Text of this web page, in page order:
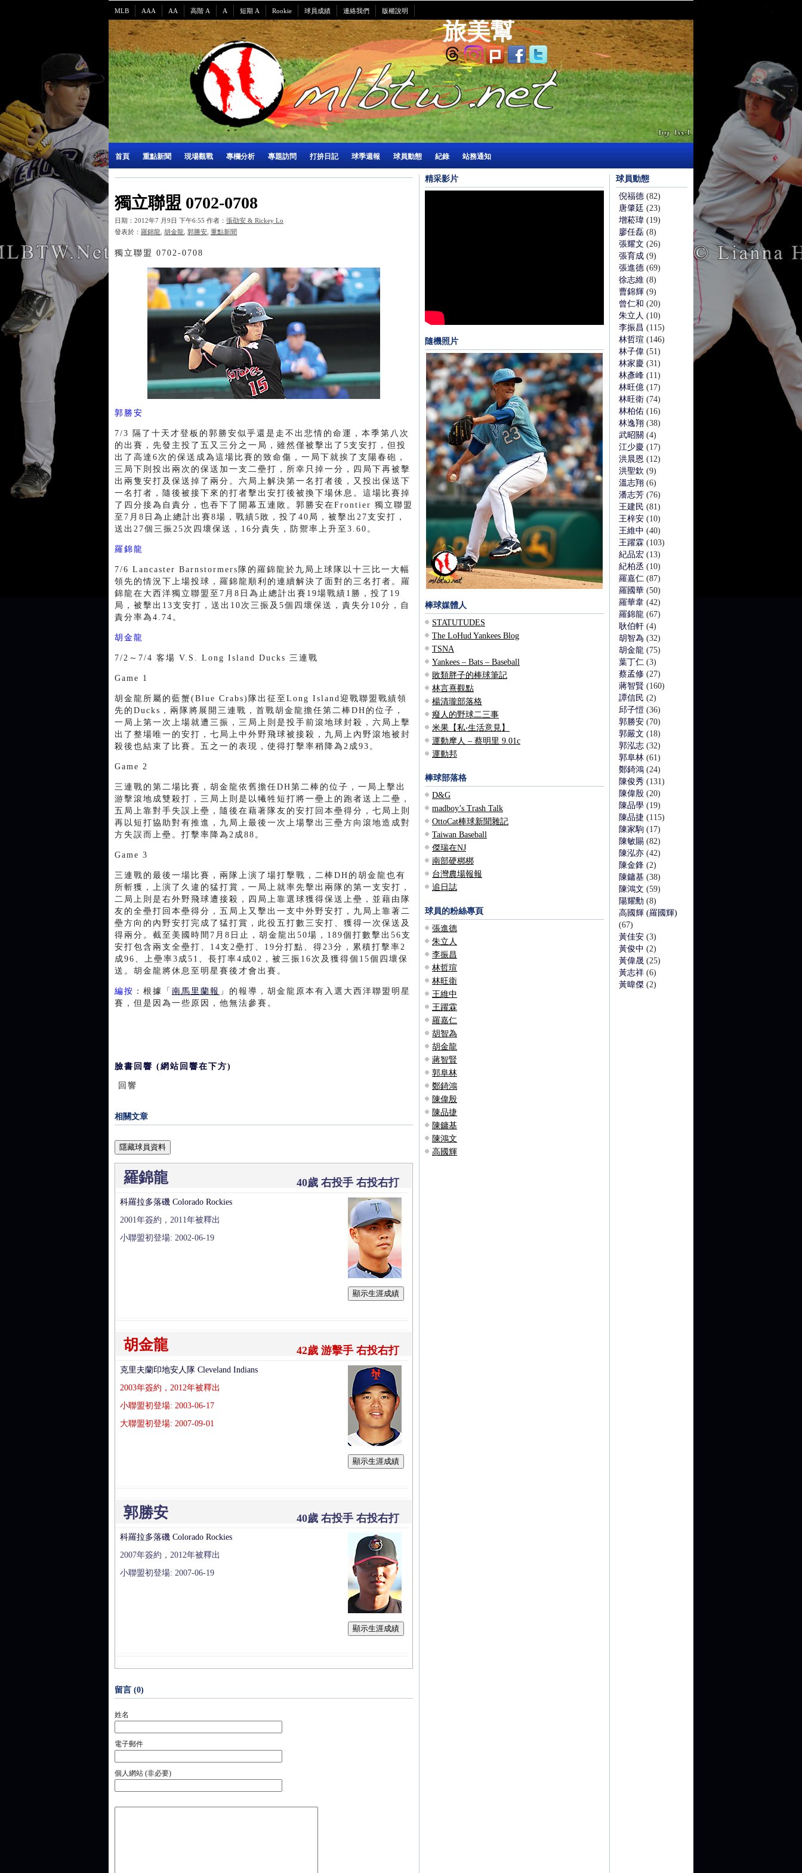
MLB AAA AA 高階 A A 短期 A Rookie 球員成績 連絡我們 版權說明
旅美幫
首頁 重點新聞 現場觀戰 專欄分析 專題訪問 打拚日記 球季週報 球員動態 紀錄 站務通知
獨立聯盟 0702-0708
日期：2012年7 月9日 下午6:55 作者： 張劭安 & Rickey Lo
發表於： 羅錦龍 胡金龍 郭勝安 重點新聞
獨立聯盟 0702-0708
郭勝安
7/3 隔了十天才登板的郭勝安似乎還是走不出悲情的命運，本季第八次
的出賽，先發主投了五又三分之一局，雖然僅被擊出了5支安打，但投
出了高達6次的保送成為這場比賽的致命傷，一局下就挨了支陽春砲，
三局下則投出兩次的保送加一支二壘打，所幸只掉一分，四局下再被擊
出兩隻安打及保送掉了兩分。六局上解決第一名打者後，又投出保送下
一名打者，隨後被接下來的打者擊出安打後被換下場休息。這場比賽掉
了四分接為自責分，也吞下了開幕五連敗。郭勝安在Frontier 獨立聯盟
至7月8日為止總計出賽8場，戰績5敗，投了40局，被擊出27支安打，
送出27個三振25次四壞保送，16分責失，防禦率上升至3.60。
羅錦龍
7/6 Lancaster Barnstormers隊的羅錦龍於九局上球隊以十三比一大幅
領先的情況下上場投球，羅錦龍順利的連續解決了面對的三名打者。羅
錦龍在大西洋獨立聯盟至7月8日為止總計出賽19場戰績1勝，投了19
局，被擊出13支安打，送出10次三振及5個四壞保送，責失分10分，自
責分率為4.74。
胡金龍
7/2～7/4 客場 V.S. Long Island Ducks 三連戰
Game 1
胡金龍所屬的藍蟹(Blue Crabs)隊出征至Long Island迎戰聯盟戰績領
先的Ducks，兩隊將展開三連戰，首戰胡金龍擔任第二棒DH的位子，
一局上第一次上場就遭三振，三局上則是投手前滾地球封殺，六局上擊
出了整場唯一的安打，七局上中外野飛球被接殺，九局上內野滾地被封
殺後也結束了比賽。五之一的表現，使得打擊率稍降為2成93。
Game 2
三連戰的第二場比賽，胡金龍依舊擔任DH第二棒的位子，一局上擊出
游擊滾地成雙殺打，三局上則是以犧牲短打將一壘上的跑者送上二壘，
五局上靠對手失誤上壘，隨後在藉著隊友的安打回本壘得分，七局上則
再以短打協助對有推進，九局上最後一次上場擊出三壘方向滾地造成對
方失誤而上壘。打擊率降為2成88。
Game 3
三連戰的最後一場比賽，兩隊上演了場打擊戰，二棒DH的胡金龍也有
所斬獲，上演了久違的猛打賞，一局上就率先擊出兩隊的第一支安打，
二局上則是右外野飛球遭接殺，四局上靠選球獲得保送上壘，並藉由隊
友的全壘打回本壘得分，五局上又擊出一支中外野安打，九局上靠著二
壘方向的內野安打完成了猛打賞，此役五打數三安打、獲得一次保送及
得兩分。截至美國時間7月8日止，胡金龍出50場，189個打數擊出56支
安打包含兩支全壘打、14支2壘打、19分打點、得23分，累積打擊率2
成96、上壘率3成51、長打率4成02，被三振16次及獲得個15個四壞保
送。胡金龍將休息至明星賽後才會出賽。
編按 ：根據「 南馬里蘭報 」的報導，胡金龍原本有入選大西洋聯盟明星
賽，但是因為一些原因，他無法參賽。
臉書回響 (網站回響在下方)
回響
相關文章
隱藏球員資料
羅錦龍 40歲 右投手 右投右打
顯示生涯成績
科羅拉多落磯 Colorado Rockies
2001年簽約，2011年被釋出
小聯盟初登場: 2002-06-19
胡金龍 42歲 游擊手 右投右打
顯示生涯成績
克里夫蘭印地安人隊 Cleveland Indians
2003年簽約，2012年被釋出
小聯盟初登場: 2003-06-17
大聯盟初登場: 2007-09-01
郭勝安 40歲 右投手 右投右打
顯示生涯成績
科羅拉多落磯 Colorado Rockies
2007年簽約，2012年被釋出
小聯盟初登場: 2007-06-19
留言 (0)
姓名
電子郵件
個人網站 (非必要)
精采影片
隨機照片
棒球媒體人
STATUTUDES
The LoHud Yankees Blog
TSNA
Yankees – Bats – Baseball
敗類胖子的棒球筆記
林言熹觀點
楊清瓏部落格
癈人的野球二三事
米果【私‧生活意見】
運動摩人 – 蔡明里 9.01c
運動邦
棒球部落格
D&G
madboy’s Trash Talk
OttoCat棒球新聞雜記
Taiwan Baseball
傑瑞在NJ
南部硬梆梆
台灣農場報報
追日誌
球員的粉絲專頁
張進德
朱立人
李振昌
林哲瑄
林旺衛
王維中
王躍霖
羅嘉仁
胡智為
胡金龍
蔣智賢
郭阜林
鄭錡鴻
陳偉殷
陳品捷
陳鏞基
陳鴻文
高國輝
球員動態
倪福德 (82)
唐肇廷 (23)
增菘瑋 (19)
廖任磊 (8)
張耀文 (26)
張育成 (9)
張進德 (69)
徐志維 (8)
曹錦輝 (9)
曾仁和 (20)
朱立人 (10)
李振昌 (115)
林哲瑄 (146)
林子偉 (51)
林家慶 (31)
林彥峰 (11)
林旺億 (17)
林旺衛 (74)
林柏佑 (16)
林逸翔 (38)
武昭關 (4)
江少慶 (17)
洪晨恩 (12)
洪聖欽 (9)
溫志翔 (6)
潘志芳 (76)
王建民 (81)
王梓安 (10)
王維中 (40)
王躍霖 (103)
紀品宏 (13)
紀柏丞 (10)
羅嘉仁 (87)
羅國華 (50)
羅華韋 (42)
羅錦龍 (67)
耿伯軒 (4)
胡智為 (32)
胡金龍 (75)
葉丁仁 (3)
蔡孟修 (27)
蔣智賢 (160)
譚信民 (2)
邱子愷 (36)
郭勝安 (70)
郭嚴文 (18)
郭泓志 (32)
郭阜林 (61)
鄭錡鴻 (24)
陳俊秀 (131)
陳偉殷 (20)
陳品學 (19)
陳品捷 (115)
陳家駒 (17)
陳敏賜 (82)
陳泓亦 (42)
陳金鋒 (2)
陳鏞基 (38)
陳鴻文 (59)
陽耀勳 (8)
高國輝 (羅國輝)
(67)
黃佳安 (3)
黃俊中 (2)
黃偉晟 (25)
黃志祥 (6)
黃暐傑 (2)